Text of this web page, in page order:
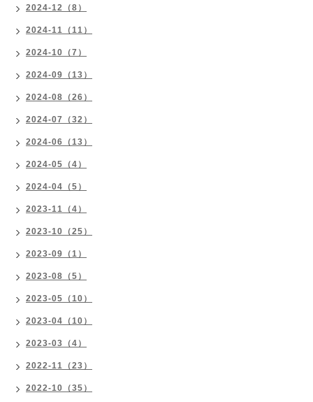
2024-12（8）
2024-11（11）
2024-10（7）
2024-09（13）
2024-08（26）
2024-07（32）
2024-06（13）
2024-05（4）
2024-04（5）
2023-11（4）
2023-10（25）
2023-09（1）
2023-08（5）
2023-05（10）
2023-04（10）
2023-03（4）
2022-11（23）
2022-10（35）